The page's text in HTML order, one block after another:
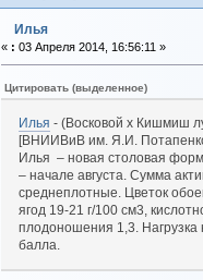
Илья
« : 03 Апреля 2014, 16:56:11 »
Цитировать (выделенное)
Илья - (Восковой х Кишмиш
[ВНИИВиВ им. Я.И.
Илья – новая столовая
– начале августа. Сумма
среднеплотные. Цветок
ягод 19-21 г/100 см3,
плодоношения 1,3. Нагрузка
балла.